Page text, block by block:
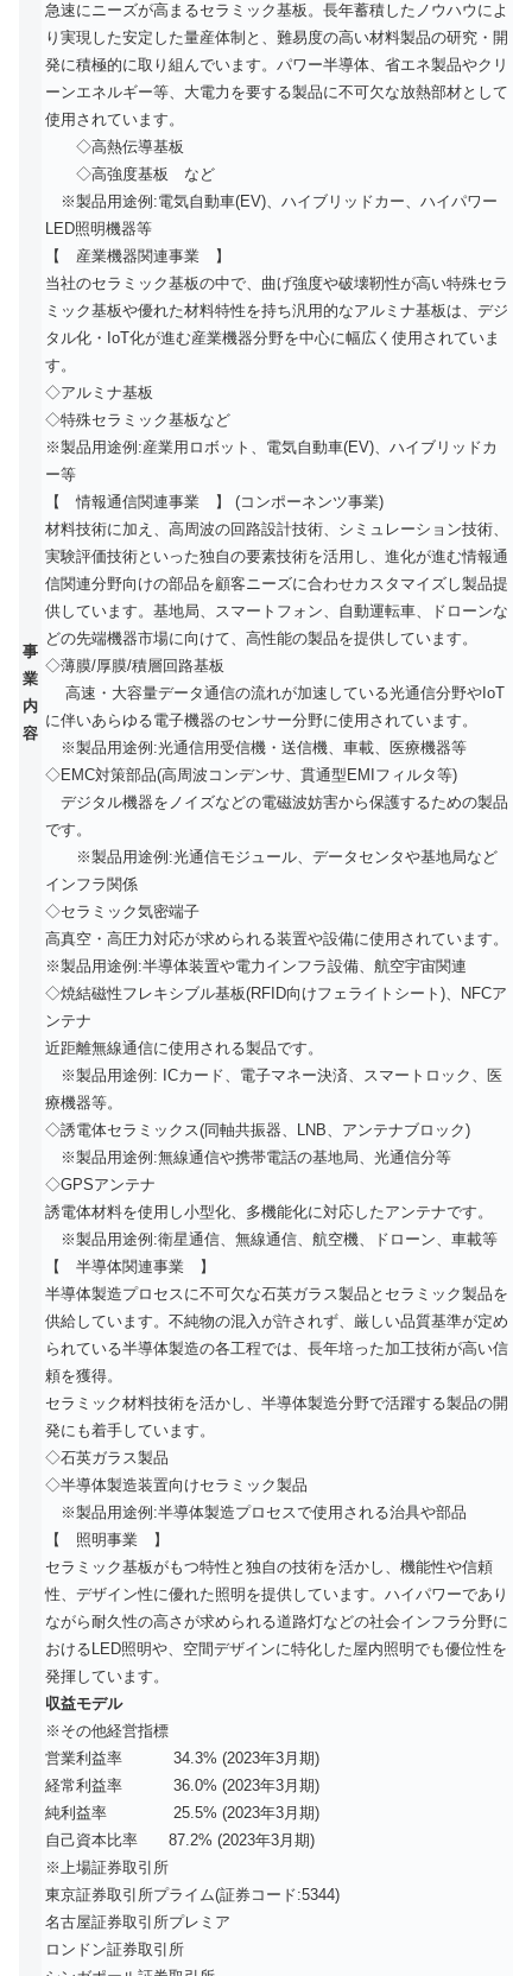
事
業
内
容
急速にニーズが高まるセラミック基板。長年蓄積したノウハウによ
り実現した安定した量産体制と、難易度の高い材料製品の研究・開
発に積極的に取り組んでいます。パワー半導体、省エネ製品やクリ
ーンエネルギー等、大電力を要する製品に不可欠な放熱部材として
使用されています。
◇高熱伝導基板
◇高強度基板 など
※製品用途例:電気自動車(EV)、ハイブリッドカー、ハイパワー
LED照明機器等
【 産業機器関連事業 】
当社のセラミック基板の中で、曲げ強度や破壊靭性が高い特殊セラ
ミック基板や優れた材料特性を持ち汎用的なアルミナ基板は、デジ
タル化・IoT化が進む産業機器分野を中心に幅広く使用されていま
す。
◇アルミナ基板
◇特殊セラミック基板など
※製品用途例:産業用ロボット、電気自動車(EV)、ハイブリッドカ
ー等
【 情報通信関連事業 】 (コンポーネンツ事業)
材料技術に加え、高周波の回路設計技術、シミュレーション技術、
実験評価技術といった独自の要素技術を活用し、進化が進む情報通
信関連分野向けの部品を顧客ニーズに合わせカスタマイズし製品提
供しています。基地局、スマートフォン、自動運転車、ドローンな
どの先端機器市場に向けて、高性能の製品を提供しています。
◇薄膜/厚膜/積層回路基板
高速・大容量データ通信の流れが加速している光通信分野やIoT
に伴いあらゆる電子機器のセンサー分野に使用されています。
※製品用途例:光通信用受信機・送信機、車載、医療機器等
◇EMC対策部品(高周波コンデンサ、貫通型EMIフィルタ等)
デジタル機器をノイズなどの電磁波妨害から保護するための製品
です。
※製品用途例:光通信モジュール、データセンタや基地局など
インフラ関係
◇セラミック気密端子
高真空・高圧力対応が求められる装置や設備に使用されています。
※製品用途例:半導体装置や電力インフラ設備、航空宇宙関連
◇焼結磁性フレキシブル基板(RFID向けフェライトシート)、NFCア
ンテナ
近距離無線通信に使用される製品です。
※製品用途例: ICカード、電子マネー決済、スマートロック、医
療機器等。
◇誘電体セラミックス(同軸共振器、LNB、アンテナブロック)
※製品用途例:無線通信や携帯電話の基地局、光通信分等
◇GPSアンテナ
誘電体材料を使用し小型化、多機能化に対応したアンテナです。
※製品用途例:衛星通信、無線通信、航空機、ドローン、車載等
【 半導体関連事業 】
半導体製造プロセスに不可欠な石英ガラス製品とセラミック製品を
供給しています。不純物の混入が許されず、厳しい品質基準が定め
られている半導体製造の各工程では、長年培った加工技術が高い信
頼を獲得。
セラミック材料技術を活かし、半導体製造分野で活躍する製品の開
発にも着手しています。
◇石英ガラス製品
◇半導体製造装置向けセラミック製品
※製品用途例:半導体製造プロセスで使用される治具や部品
【 照明事業 】
セラミック基板がもつ特性と独自の技術を活かし、機能性や信頼
性、デザイン性に優れた照明を提供しています。ハイパワーであり
ながら耐久性の高さが求められる道路灯などの社会インフラ分野に
おけるLED照明や、空間デザインに特化した屋内照明でも優位性を
発揮しています。
収益モデル
※その他経営指標
営業利益率 34.3% (2023年3月期)
経常利益率 36.0% (2023年3月期)
純利益率 25.5% (2023年3月期)
自己資本比率 87.2% (2023年3月期)
※上場証券取引所
東京証券取引所プライム(証券コード:5344)
名古屋証券取引所プレミア
ロンドン証券取引所